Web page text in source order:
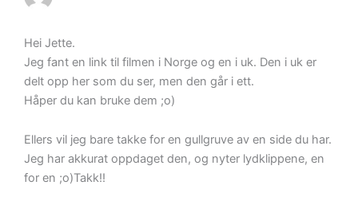
Hei Jette.
Jeg fant en link til filmen i Norge og en i uk. Den i uk er
delt opp her som du ser, men den går i ett.
Håper du kan bruke dem ;o)
Ellers vil jeg bare takke for en gullgruve av en side du har.
Jeg har akkurat oppdaget den, og nyter lydklippene, en
for en ;o)Takk!!